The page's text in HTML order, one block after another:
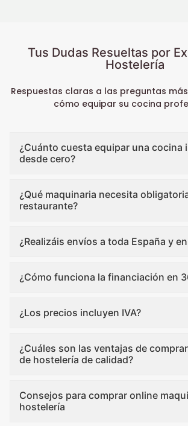
Tus Dudas Resueltas por
Hostelería
Respuestas claras a las preguntas
cómo equipar su cocina
¿Cuánto cuesta equipar una cocina
desde cero?
¿Qué maquinaria necesita
restaurante?
¿Realizáis envíos a toda España y
¿Cómo funciona la financiación en
¿Los precios incluyen IVA?
¿Cuáles son las ventajas de
de hostelería de calidad?
Consejos para comprar online
hostelería